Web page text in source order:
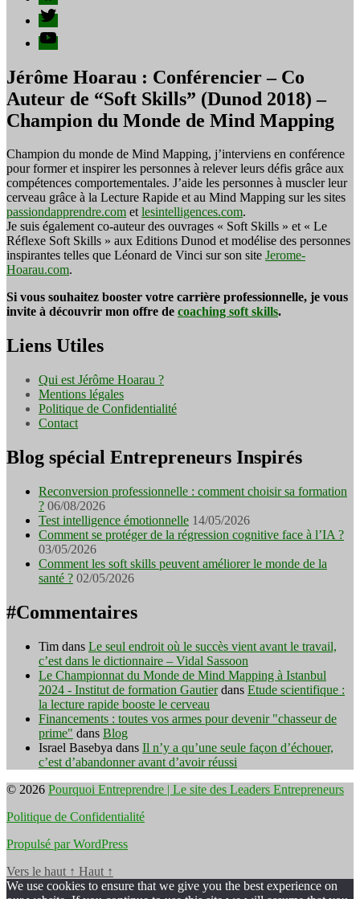
Twitter
YouTube
Jérôme Hoarau : Conférencier – Co
Auteur de “Soft Skills” (Dunod 2018) –
Champion du Monde de Mind Mapping
Champion du monde de Mind Mapping, j’interviens en conférence
pour former et inspirer les personnes à relever leurs défis grâce aux
compétences comportementales. J’aide les personnes à muscler leur
cerveau grâce à la Lecture Rapide et au Mind Mapping sur les sites
passiondapprendre.com etlesintelligences.com.
Je suis également co-auteur des ouvrages « Soft Skills » et « Le
Réflexe Soft Skills » aux Editions Dunod et modélise des personnes
inspirantes telles que Léonard de Vinci sur son site Jerome-
Hoarau.com.
Si vous souhaitez booster votre carrière professionnelle, je vous
invite à découvrir mon offre de coaching soft skills.
Liens Utiles
Qui est Jérôme Hoarau ?
Mentions légales
Politique de Confidentialité
Contact
Blog spécial Entrepreneurs Inspirés
Reconversion professionnelle : comment choisir sa formation
? 06/08/2026
Test intelligence émotionnelle 14/05/2026
Comment se protéger de la régression cognitive face à l’IA ?
03/05/2026
Comment les soft skills peuvent améliorer le monde de la
santé ? 02/05/2026
#Commentaires
Tim dans Le seul endroit où le succès vient avant le travail,
c’est dans le dictionnaire – Vidal Sassoon
Le Championnat du Monde de Mind Mapping à Istanbul
2024 - Institut de formation Gautierdans Etude scientifique :
la lecture rapide booste le cerveau
Financements : toutes vos armes pour devenir "chasseur de
prime" dans Blog
Israel Basebya dans Il n’y a qu’une seule façon d’échouer,
c’est d’abandonner avant d’avoir réussi
© 2026 Pourquoi Entreprendre | Le site des Leaders Entrepreneurs
Politique de Confidentialité
Propulsé par WordPress
Vers le haut ↑ Haut ↑
We use cookies to ensure that we give you the best experience on